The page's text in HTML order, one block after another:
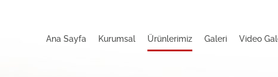
Ana Sayfa Kurumsal Ürünlerimiz Galeri Video